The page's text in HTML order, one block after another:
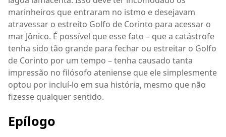
marinheiros que entraram no istmo e desejavam
atravessar o estreito Golfo de Corinto para acessar o
mar Jônico. É possível que esse fato – que a catástrofe
tenha sido tão grande para fechar ou estreitar o Golfo
de Corinto por um tempo – tenha causado tanta
impressão no filósofo ateniense que ele simplesmente
optou por incluí-lo em sua história, mesmo que não
fizesse qualquer sentido.
Epílogo